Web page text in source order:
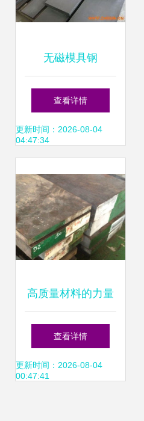
无磁模具钢
40Mn18Cr4V的锻
造工艺探究
查看详情
更新时间：2026-08-04
04:47:34
高质量材料的力量
D2 2379高耐磨冷
作模具钢锻造关键
查看详情
更新时间：2026-08-04
00:47:41